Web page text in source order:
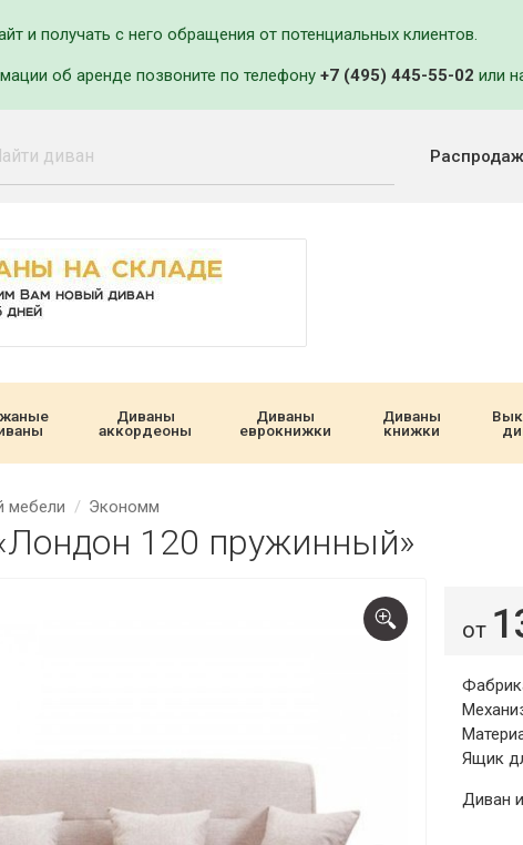
и получать с него обращения от потенциальных клиентов.
об аренде позвоните по телефону +7 (495) 445-55-02 или
Диваны
аккордеоны
Диваны
еврокнижки
Диваны
книжки
мебели Экономм
120 пружинный»
от
Ящик
Диван